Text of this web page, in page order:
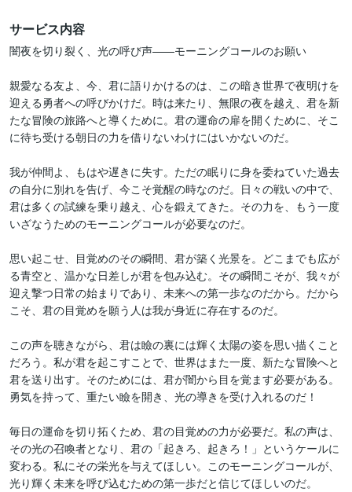
サービス内容
闇夜を切り裂く、光の呼び声——モーニングコールのお願い
親愛なる友よ、今、君に語りかけるのは、この暗き世界で夜明けを
迎える勇者への呼びかけだ。時は来たり、無限の夜を越え、君を新
たな冒険の旅路へと導くために。君の運命の扉を開くために、そこ
に待ち受ける朝日の力を借りないわけにはいかないのだ。
我が仲間よ、もはや遅きに失す。ただの眠りに身を委ねていた過去
の自分に別れを告げ、今こそ覚醒の時なのだ。日々の戦いの中で、
君は多くの試練を乗り越え、心を鍛えてきた。その力を、もう一度
いざなうためのモーニングコールが必要なのだ。
思い起こせ、目覚めのその瞬間、君が築く光景を。どこまでも広が
る青空と、温かな日差しが君を包み込む。その瞬間こそが、我々が
迎え撃つ日常の始まりであり、未来への第一歩なのだから。だから
こそ、君の目覚めを願う人は我が身近に存在するのだ。
この声を聴きながら、君は瞼の裏には輝く太陽の姿を思い描くこと
だろう。私が君を起こすことで、世界はまた一度、新たな冒険へと
君を送り出す。そのためには、君が闇から目を覚ます必要がある。
勇気を持って、重たい瞼を開き、光の導きを受け入れるのだ！
毎日の運命を切り拓くため、君の目覚めの力が必要だ。私の声は、
その光の召喚者となり、君の「起きろ、起きろ！」というケールに
変わる。私にその栄光を与えてほしい。このモーニングコールが、
光り輝く未来を呼び込むための第一歩だと信じてほしいのだ。